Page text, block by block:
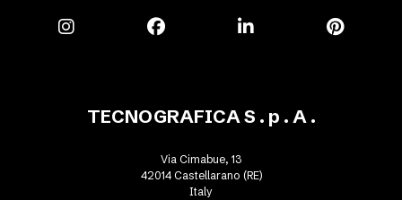
TECNOGRAFICA S . p . A .
Via Cimabue, 13
42014 Castellarano (RE)
Italy